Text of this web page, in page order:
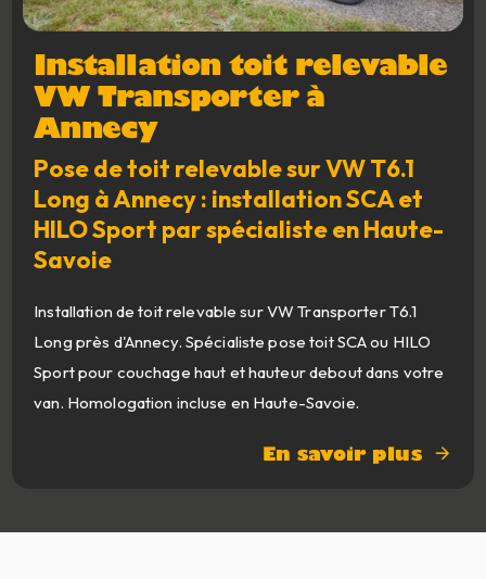
Installation toit relevable
VW Transporter à
Annecy
Pose de toit relevable sur VW T6.1
Long à Annecy : installation SCA et
HILO Sport par spécialiste en Haute-
Savoie
Installation de toit relevable sur VW Transporter T6.1
Long près d'Annecy. Spécialiste pose toit SCA ou HILO
Sport pour couchage haut et hauteur debout dans votre
van. Homologation incluse en Haute-Savoie.
En savoir plus